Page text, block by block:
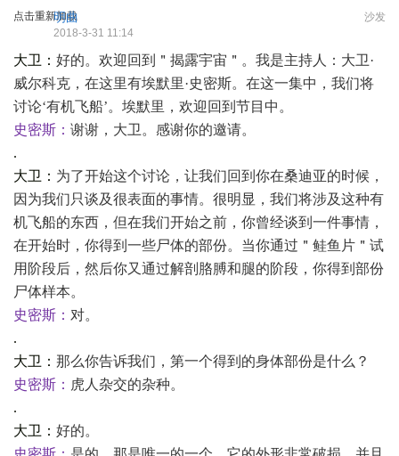
点击重新加载 沙发
明曲
2018-3-31 11:14
大卫： 好的。欢迎回到＂揭露宇宙＂。我是主持人：大卫·
威尔科克，在这里有埃默里·史密斯。在这一集中，我们将
讨论‘有机飞船’。埃默里，欢迎回到节目中。
史密斯： 谢谢，大卫。感谢你的邀请。
.
大卫： 为了开始这个讨论，让我们回到你在桑迪亚的时候，
因为我们只谈及很表面的事情。很明显，我们将涉及这种有
机飞船的东西，但在我们开始之前，你曾经谈到一件事情，
在开始时，你得到一些尸体的部份。当你通过＂鲑鱼片＂试
用阶段后，然后你又通过解剖胳膊和腿的阶段，你得到部份
尸体样本。
史密斯： 对。
.
大卫： 那么你告诉我们，第一个得到的身体部份是什么？
史密斯： 虎人杂交的杂种。
.
大卫： 好的。